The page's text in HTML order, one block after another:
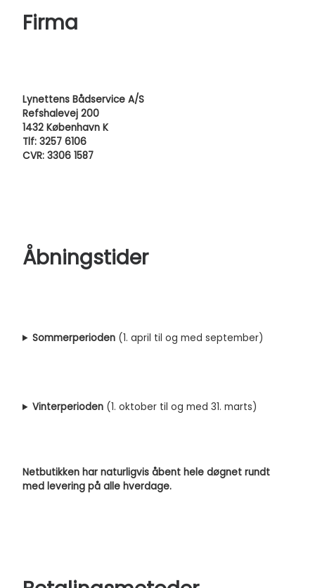
Firma
Lynettens Bådservice A/S
Refshalevej 200
1432 København K
Tlf: 3257 6106
CVR: 3306 1587
Åbningstider
Sommerperioden (1. april til og med september)
Vinterperioden (1. oktober til og med 31. marts)
Netbutikken har naturligvis åbent hele døgnet rundt
med levering på alle hverdage.